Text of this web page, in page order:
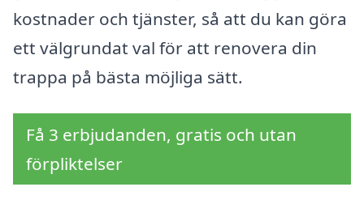
kostnader och tjänster, så att du kan göra
ett välgrundat val för att renovera din
trappa på bästa möjliga sätt.
Få 3 erbjudanden, gratis och utan
förpliktelser